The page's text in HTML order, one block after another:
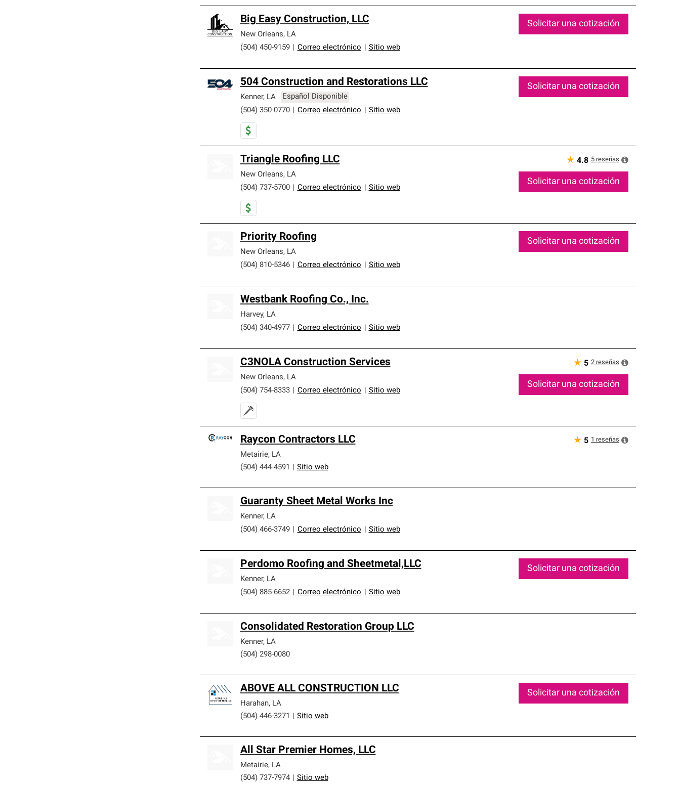
Big Easy Construction, LLC
New Orleans, LA
(504) 450-9159
Correo electrónico Sitio web
Solicitar una cotización
504 Construction and Restorations LLC
Kenner, LA
Español Disponible
(504) 350-0770
Correo electrónico Sitio web
Solicitar una cotización
Triangle Roofing LLC
New Orleans, LA
(504) 737-5700
Correo electrónico Sitio web
★ 4.8 5 reseñas
Solicitar una cotización
Priority Roofing
New Orleans, LA
(504) 810-5346
Correo electrónico Sitio web
Solicitar una cotización
Westbank Roofing Co., Inc.
Harvey, LA
(504) 340-4977
Correo electrónico Sitio web
C3NOLA Construction Services
New Orleans, LA
(504) 754-8333
Correo electrónico Sitio web
★ 5 2 reseñas
Solicitar una cotización
Raycon Contractors LLC
Metairie, LA
(504) 444-4591
Sitio web
★ 5 1 reseñas
Guaranty Sheet Metal Works Inc
Kenner, LA
(504) 466-3749
Correo electrónico Sitio web
Perdomo Roofing and Sheetmetal,LLC
Kenner, LA
(504) 885-6652
Correo electrónico Sitio web
Solicitar una cotización
Consolidated Restoration Group LLC
Kenner, LA
(504) 298-0080
ABOVE ALL CONSTRUCTION LLC
Harahan, LA
(504) 446-3271
Sitio web
Solicitar una cotización
All Star Premier Homes, LLC
Metairie, LA
(504) 737-7974
Sitio web